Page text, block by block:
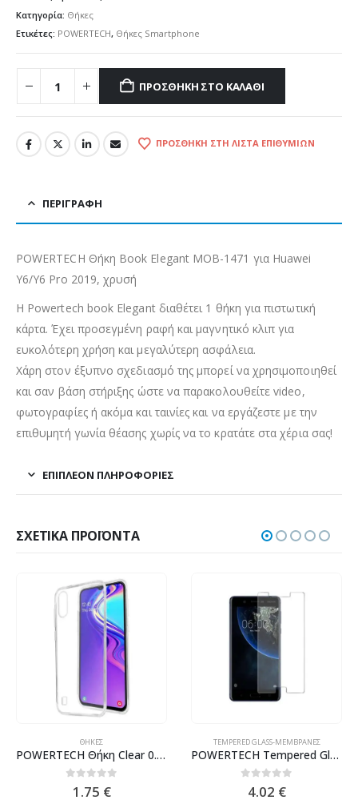
Κατηγορία: Θήκες
Ετικέτες: POWERTECH, Θήκες Smartphone
ΠΡΟΣΘΉΚΗ ΣΤΟ ΚΑΛΆΘΙ
ΠΡΟΣΘΉΚΗ ΣΤΗ ΛΊΣΤΑ ΕΠΙΘΥΜΙΏΝ
ΠΕΡΙΓΡΑΦΉ
POWERTECH Θήκη Βook Elegant MOB-1471 για Huawei
Y6/Y6 Pro 2019, χρυσή
H Powertech book Elegant διαθέτει 1 θήκη για πιστωτική
κάρτα. Έχει προσεγμένη ραφή και μαγνητικό κλιπ για
ευκολότερη χρήση και μεγαλύτερη ασφάλεια.
Χάρη στον έξυπνο σχεδιασμό της μπορεί να χρησιμοποιηθεί
και σαν βάση στήριξης ώστε να παρακολουθείτε video,
φωτογραφίες ή ακόμα και ταινίες και να εργάζεστε με την
επιθυμητή γωνία θέασης χωρίς να το κρατάτε στα χέρια σας!
ΕΠΙΠΛΈΟΝ ΠΛΗΡΟΦΟΡΊΕΣ
ΣΧΕΤΙΚΆ ΠΡΟΪΌΝΤΑ
ΘΉΚΕΣ
POWERTECH Θήκη Clear 0.5mm TPU για SAMSUNG Galaxy M10, διάφανη
out of 5
1.75 €
TEMPERED GLASS-ΜΕΜΒΡΆΝΕΣ
POWERTECH Tempered Glass 9H(0.33MM), για Nokia 5
out of 5
4.02 €